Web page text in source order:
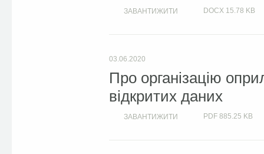
ЗАВАНТИЖИТИ DOCX 15.78 KB
03.06.2020
Про організацію
відкритих даних
ЗАВАНТИЖИТИ PDF 885.25 KB